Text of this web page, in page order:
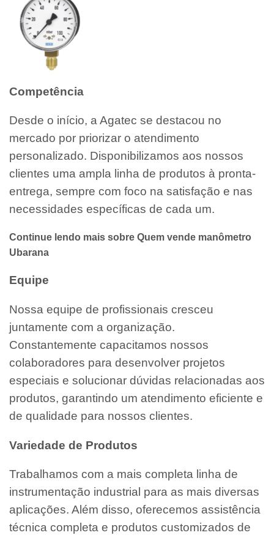
Competência
Desde o início, a Agatec se destacou no
mercado por priorizar o atendimento
personalizado. Disponibilizamos aos nossos
clientes uma ampla linha de produtos à pronta-
entrega, sempre com foco na satisfação e nas
necessidades específicas de cada um.
Continue lendo mais sobre Quem vende manômetro
Ubarana
Equipe
Nossa equipe de profissionais cresceu
juntamente com a organização.
Constantemente capacitamos nossos
colaboradores para desenvolver projetos
especiais e solucionar dúvidas relacionadas aos
produtos, garantindo um atendimento eficiente e
de qualidade para nossos clientes.
Variedade de Produtos
Trabalhamos com a mais completa linha de
instrumentação industrial para as mais diversas
aplicações. Além disso, oferecemos assistência
técnica completa e produtos customizados de